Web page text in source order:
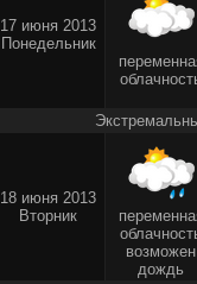
17 июня 2013
Понедельник
18 июня 2013
Вторник
возможен
дождь